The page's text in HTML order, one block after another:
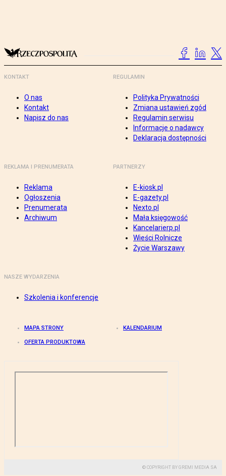
KONTAKT
O nas
Kontakt
Napisz do nas
REGULAMIN
Polityka Prywatności
Zmiana ustawień zgód
Regulamin serwisu
Informacje o nadawcy
Deklaracja dostępności
REKLAMA I PRENUMERATA
Reklama
Ogłoszenia
Prenumerata
Archiwum
PARTNERZY
E-kiosk.pl
E-gazety.pl
Nexto.pl
Mała księgowość
Kancelarierp.pl
Wieści Rolnicze
Życie Warszawy
NASZE WYDARZENIA
Szkolenia i konferencje
MAPA STRONY KALENDARIUM
OFERTA PRODUKTOWA
© COPYRIGHT BY GREMI MEDIA SA